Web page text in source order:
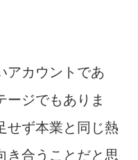
アカウントであ
ージでもありま
せず本業と同じ熱
き合うことだと思